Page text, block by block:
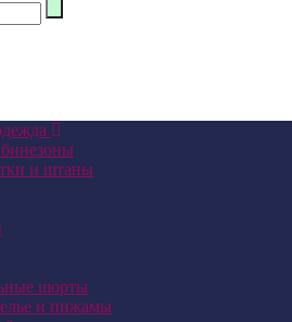
и штаны
шорты
и пижамы